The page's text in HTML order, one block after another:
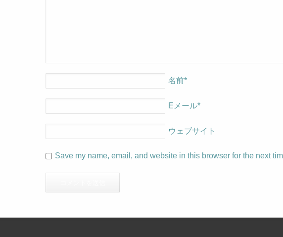
名前*
Eメール*
ウェブサイト
Save my name, email, and website in this browser for the next